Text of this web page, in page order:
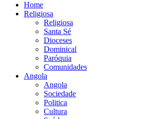
Home
Religiosa
Religiosa
Santa Sé
Dioceses
Dominical
Paróquia
Comunidades
Angola
Angola
Sociedade
Politica
Cultura